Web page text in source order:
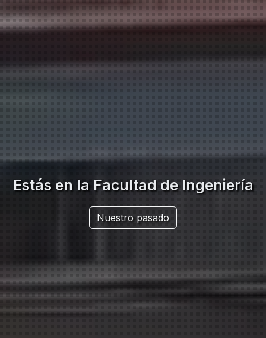
Estás en la Facultad de Ingeniería
Nuestro pasado